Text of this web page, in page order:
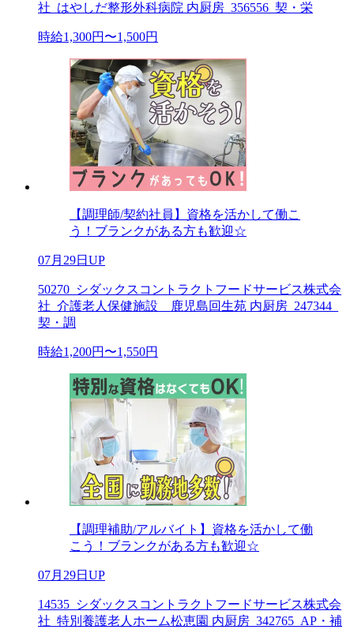
社_はやしだ整形外科病院 内厨房_356556_契・栄
時給1,300円〜1,500円
【調理師/契約社員】資格を活かして働こ
う！ブランクがある方も歓迎☆
07月29日UP
50270_シダックスコントラクトフードサービス株式会
社_介護老人保健施設 鹿児島回生苑 内厨房_247344_
契・調
時給1,200円〜1,550円
【調理補助/アルバイト】資格を活かして働
こう！ブランクがある方も歓迎☆
07月29日UP
14535_シダックスコントラクトフードサービス株式会
社_特別養護老人ホーム松恵園 内厨房_342765_AP・補